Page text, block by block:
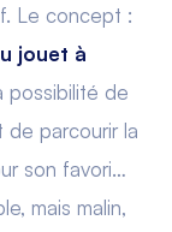
Le concept :
jouet à
possibilité de
de parcourir la
son favori…
mais malin,